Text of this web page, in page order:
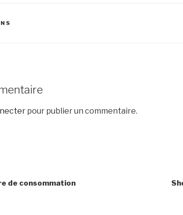
pour publier un commentaire.
de consommation